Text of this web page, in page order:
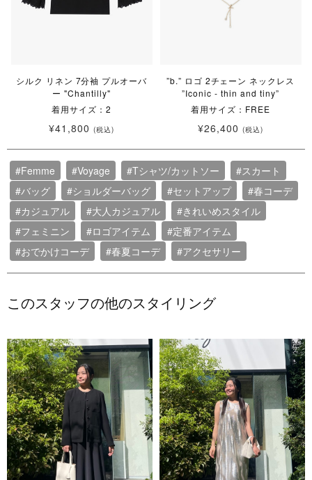
シルク リネン 7分袖 プルオーバ
ー "Chantilly"
着用サイズ：2
¥41,800 (税込)
”b.” ロゴ 2チェーン ネックレス
”Iconic - thin and tiny”
着用サイズ：FREE
¥26,400 (税込)
#Femme #Voyage #Tシャツ/カットソー
#スカート
#バッグ
#ショルダーバッグ #セットアップ
#春コーデ
#カジュアル
#大人カジュアル
#きれいめスタイル
#フェミニン
#ロゴアイテム
#定番アイテム
#おでかけコーデ
#春夏コーデ #アクセサリー
このスタッフの他のスタイリング